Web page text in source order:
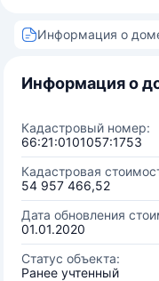
Информация о
Информация о
Кадастровый номер:
66:21:0101057:1753
Кадастровая
54 957 466,52
Дата обновления
01.01.2020
Статус объекта:
Ранее учтенный